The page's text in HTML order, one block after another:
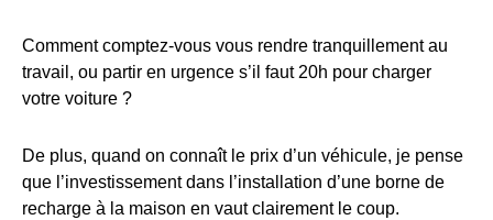
Comment comptez-vous vous rendre tranquillement au
travail, ou partir en urgence s’il faut 20h pour charger
votre voiture ?
De plus, quand on connaît le prix d’un véhicule, je pense
que l’investissement dans l’installation d’une borne de
recharge à la maison en vaut clairement le coup.